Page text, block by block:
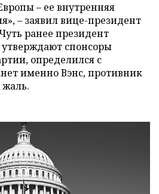
– ее внутренняя
– заявил вице-президент
ранее президент
спонсоры
определился с
именно Вэнс, противник